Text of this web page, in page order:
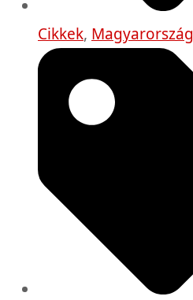
Cikkek, Magyarország